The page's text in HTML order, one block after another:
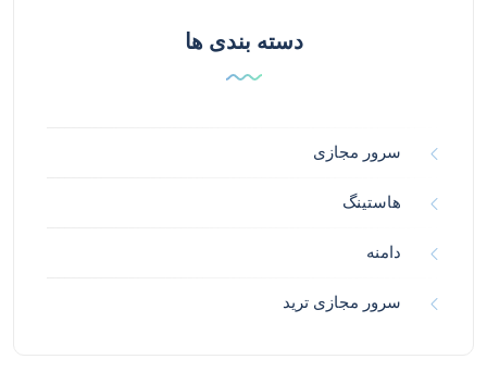
دسته بندی ها
سرور مجازی
هاستینگ
دامنه
سرور مجازی ترید